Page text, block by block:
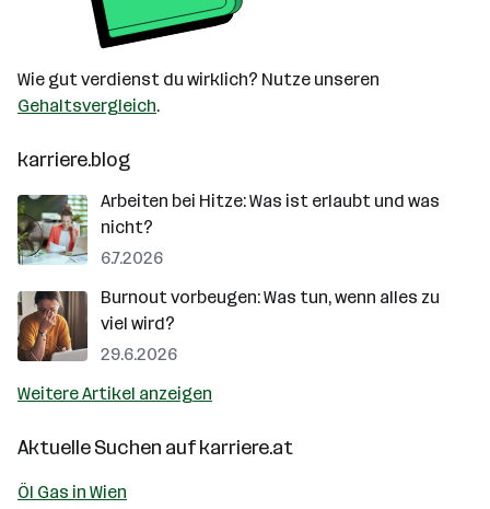
Wie gut verdienst du wirklich? Nutze unseren
Gehaltsvergleich.
karriere.blog
Arbeiten bei Hitze: Was ist erlaubt und was
nicht?
6.7.2026
Burnout vorbeugen: Was tun, wenn alles zu
viel wird?
29.6.2026
Weitere Artikel anzeigen
Aktuelle Suchen aufkarriere.at
Öl Gas in Wien